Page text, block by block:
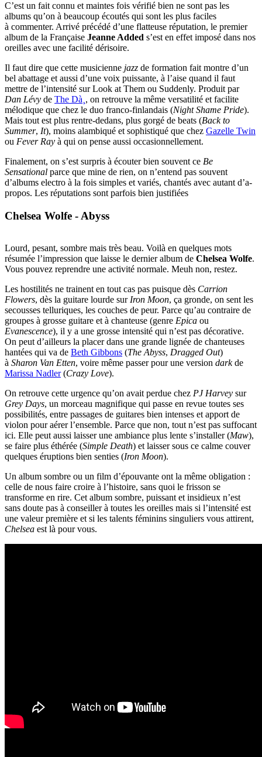
C’est un fait connu et maintes fois vérifié bien ne sont pas les
albums qu’on à beaucoup écoutés qui sont les plus faciles
à commenter. Arrivé précédé d’une flatteuse réputation, le premier
album de la Française Jeanne Added s’est en effet imposé dans nos
oreilles avec une facilité dérisoire.
Il faut dire que cette musicienne jazz de formation fait montre d’un
bel abattage et aussi d’une voix puissante, à l’aise quand il faut
mettre de l’intensité sur Look at Them ou Suddenly. Produit par
Dan Lévy de The Dà¸ , on retrouve la même versatilité et facilite
mélodique que chez le duo franco-finlandais (Night Shame Pride).
Mais tout est plus rentre-dedans, plus gorgé de beats (Back to
Summer, It), moins alambiqué et sophistiqué que chez Gazelle Twin
ou Fever Ray à qui on pense aussi occasionnellement.
Finalement, on s’est surpris à écouter bien souvent ce Be
Sensational parce que mine de rien, on n’entend pas souvent
d’albums electro à la fois simples et variés, chantés avec autant d’a-
propos. Les réputations sont parfois bien justifiées
Chelsea Wolfe - Abyss
Lourd, pesant, sombre mais très beau. Voilà en quelques mots
résumée l’impression que laisse le dernier album de Chelsea Wolfe.
Vous pouvez reprendre une activité normale. Meuh non, restez.
Les hostilités ne trainent en tout cas pas puisque dès Carrion
Flowers, dès la guitare lourde sur Iron Moon, ça gronde, on sent les
secousses telluriques, les couches de peur. Parce qu’au contraire de
groupes à grosse guitare et à chanteuse (genre Epica ou
Evanescence), il y a une grosse intensité qui n’est pas décorative.
On peut d’ailleurs la placer dans une grande lignée de chanteuses
hantées qui va de Beth Gibbons (The Abyss, Dragged Out)
à Sharon Van Etten, voire même passer pour une version darkde
Marissa Nadler(Crazy Love).
On retrouve cette urgence qu’on avait perdue chez PJ Harvey sur
Grey Days, un morceau magnifique qui passe en revue toutes ses
possibilités, entre passages de guitares bien intenses et apport de
violon pour aérer l’ensemble. Parce que non, tout n’est pas suffocant
ici. Elle peut aussi laisser une ambiance plus lente s’installer (Maw),
se faire plus éthérée (Simple Death) et laisser sous ce calme couver
quelques éruptions bien senties (Iron Moon).
Un album sombre ou un film d’épouvante ont la même obligation :
celle de nous faire croire à l’histoire, sans quoi le frisson se
transforme en rire. Cet album sombre, puissant et insidieux n’est
sans doute pas à conseiller à toutes les oreilles mais si l’intensité est
une valeur première et si les talents féminins singuliers vous attirent,
Chelsea est là pour vous.